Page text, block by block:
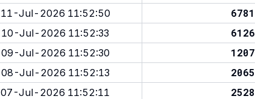
11-Jul-2026 11:52:50 6781
10-Jul-2026 11:52:33 6126
09-Jul-2026 11:52:30 1207
08-Jul-2026 11:52:13 2065
07-Jul-2026 11:52:11 2528